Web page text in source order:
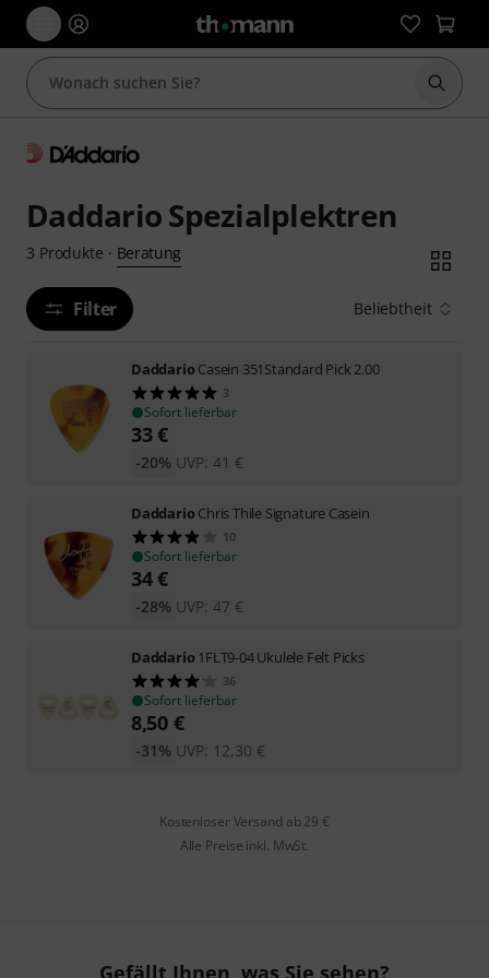
Suche
Daddario Spezialplektren
3 Produkte · Beratung
Filter Beliebtheit
DaddarioCasein 351Standard Pick 2.00
3
Sofort lieferbar
33€
UVP: 41 €
-20%
DaddarioChris Thile Signature Casein
10
Sofort lieferbar
34€
UVP: 47 €
-28%
Daddario1FLT9-04 Ukulele Felt Picks
36
Sofort lieferbar
8,50 €
UVP: 12,30 €
-31%
Kostenloser Versand ab 29 €
Alle Preise inkl. MwSt.
Gefällt Ihnen, was Sie sehen?